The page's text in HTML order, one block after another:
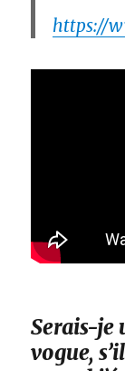
https://
Serais-je
vogue,